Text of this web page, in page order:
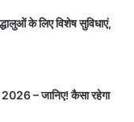
के लिए विशेष सुविधाएं,
– जानिए! कैसा रहेगा